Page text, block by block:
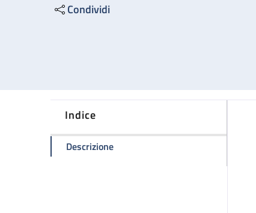
Condividi
Indice
Descrizionedella pagina Ospedali in salvo